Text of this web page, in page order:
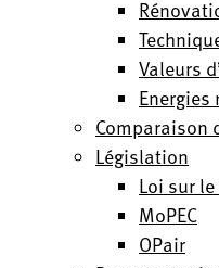
Valeurs
Comparaison
Législation
Loi sur le
MoPEC
OPair